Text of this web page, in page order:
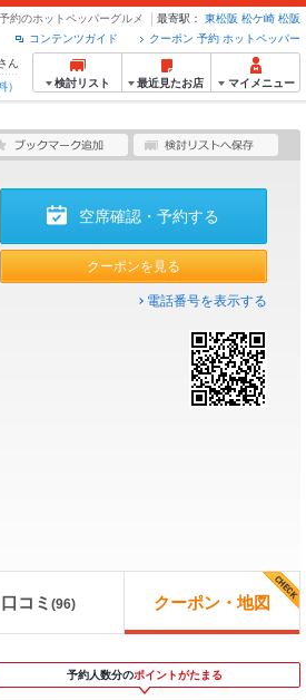
約のホットペッパーグルメ 最寄駅： 東松阪 松ケ崎 松阪
クーポン 予約 ホットペッパー
コンテンツガイド
ん
）
検討リスト 最近見たお店 マイメニュー
空席確認・予約する
クーポンを見る
電話番号を表示する
口コミ (96) クーポン・地図
予約人数分のポイントがたまる